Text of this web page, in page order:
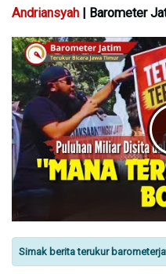
Andriansyah | Barometer
Simak berita terukur